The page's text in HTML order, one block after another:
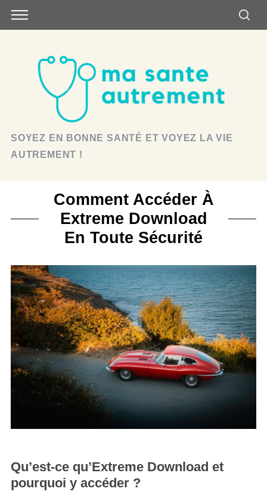
SOYEZ EN BONNE SANTÉ ET VOYEZ LA VIE
AUTREMENT !
Comment Accéder À
Extreme Download
En Toute Sécurité
Qu’est-ce qu’Extreme Download et
pourquoi y accéder ?